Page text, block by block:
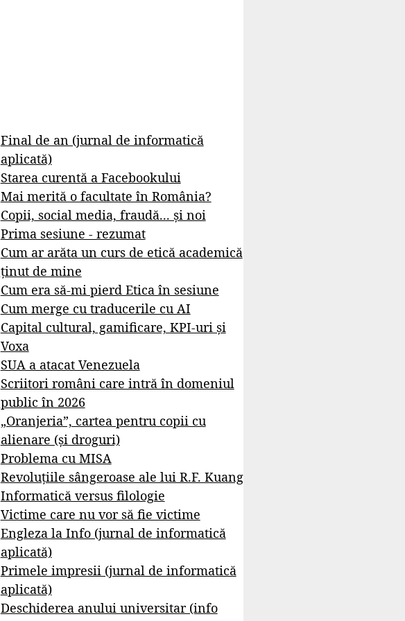
Final de an (jurnal de informatică
aplicată)
Starea curentă a Facebookului
Mai merită o facultate în România?
Copii, social media, fraudă... și noi
Prima sesiune - rezumat
Cum ar arăta un curs de etică academică
ținut de mine
Cum era să-mi pierd Etica în sesiune
Cum merge cu traducerile cu AI
Capital cultural, gamificare, KPI-uri și
Voxa
SUA a atacat Venezuela
Scriitori români care intră în domeniul
public în 2026
„Oranjeria”, cartea pentru copii cu
alienare (și droguri)
Problema cu MISA
Revoluțiile sângeroase ale lui R.F. Kuang
Informatică versus filologie
Victime care nu vor să fie victime
Engleza la Info (jurnal de informatică
aplicată)
Primele impresii (jurnal de informatică
aplicată)
Deschiderea anului universitar (info